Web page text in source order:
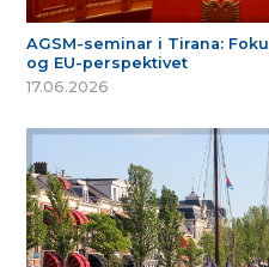
AGSM-seminar i Tirana:
og EU-perspektivet
17.06.2026